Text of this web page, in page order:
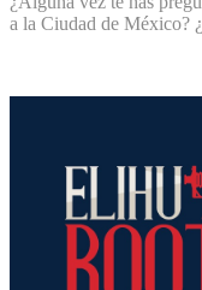
a la Ciudad de México?